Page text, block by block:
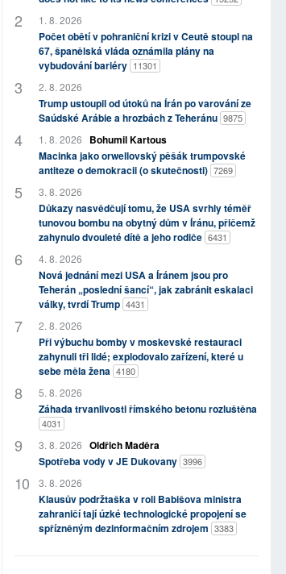
1. 8. 2026
Počet obětí v pohraniční krizi v Ceutě stoupl na
67, španělská vláda oznámila plány na
vybudování bariéry 11301
2. 8. 2026
Trump ustoupil od útoků na Írán po varování ze
Saúdské Arábie a hrozbách z Teheránu 9875
1. 8. 2026
Bohumil Kartous
Macinka jako orwellovský pěšák trumpovské
antiteze o demokracii (o skutečnosti) 7269
3. 8. 2026
Důkazy nasvědčují tomu, že USA svrhly téměř
tunovou bombu na obytný dům v Íránu, přičemž
zahynulo dvouleté dítě a jeho rodiče 6431
4. 8. 2026
Nová jednání mezi USA a Íránem jsou pro
Teherán „poslední šancí“, jak zabránit eskalaci
války, tvrdí Trump 4431
2. 8. 2026
Při výbuchu bomby v moskevské restauraci
zahynuli tři lidé; explodovalo zařízení, které u
sebe měla žena 4180
5. 8. 2026
Záhada trvanlivosti římského betonu rozluštěna
4031
3. 8. 2026 Oldřich Maděra
Spotřeba vody v JE Dukovany 3996
3. 8. 2026
Klausův podržtaška v roli Babišova ministra
zahraničí tají úzké technologické propojení se
spřízněným dezinformačním zdrojem 3383